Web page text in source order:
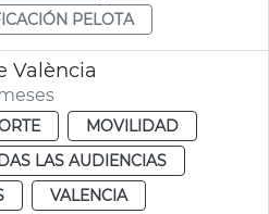
PELOTA
València
MOVILIDAD
LAS AUDIENCIAS
VALENCIA